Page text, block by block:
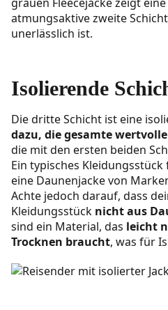
Isolierende
Die dritte Schicht ist eine
dazu, die gesamte
die mit den ersten beiden
Ein typisches
eine Daunenjacke von
Achte jedoch darauf, dass
Kleidungsstück nicht aus
sind ein Material, das leicht
Trocknen braucht, was für